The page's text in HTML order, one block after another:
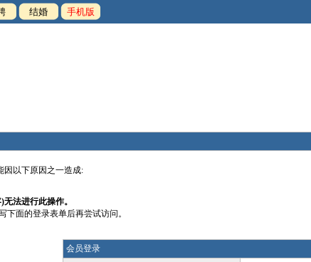
结婚 手机版
因以下原因之一造成:
法进行此操作。
下面的登录表单后再尝试访问。
会员登录